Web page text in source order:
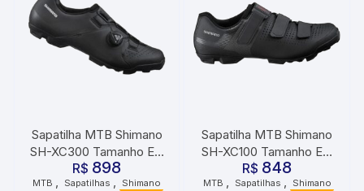
Sapatilha MTB Shimano
SH-XC300 Tamanho EU
40 Preto
R$ 898
MTB , Sapatilhas , Shimano
Sapatilha MTB Shimano
SH-XC100 Tamanho EU
41 Preto
R$ 848
MTB , Sapatilhas , Shimano